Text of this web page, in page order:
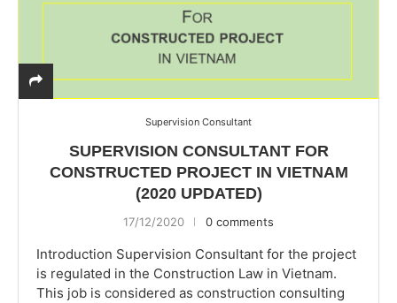
Supervision Consultant
SUPERVISION CONSULTANT FOR
CONSTRUCTED PROJECT IN VIETNAM
(2020 UPDATED)
17/12/2020 0 comments
Introduction Supervision Consultant for the project
is regulated in the Construction Law in Vietnam.
This job is considered as construction consulting